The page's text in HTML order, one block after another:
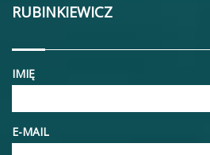
RUBINKIEWICZ
IMIĘ
E-MAIL